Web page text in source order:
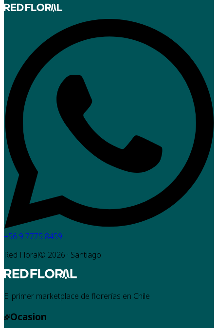
+56 9 7775 8459
Red Floral© 2026 · Santiago
El primer marketplace de florerías en Chile
Ocasion